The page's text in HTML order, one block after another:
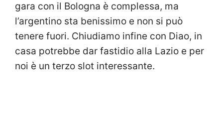
gara con il Bologna è complessa, ma
l’argentino sta benissimo e non si può
tenere fuori. Chiudiamo infine con Diao, in
casa potrebbe dar fastidio alla Lazio e per
noi è un terzo slot interessante.